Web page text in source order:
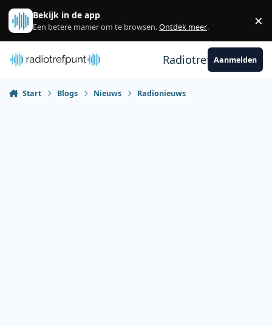
Spring naar bijdragen
Bekijk in de app
Een betere manier om te browsen.Ontdek meer. ×
RadiotrefpuntAanmelden
Start Blogs Nieuws Radionieuws